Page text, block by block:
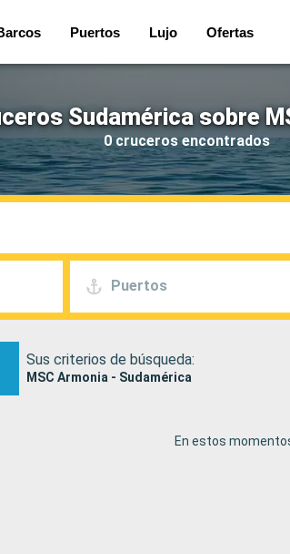
Puertos Lujo Ofertas
Sudamérica sobre
0 cruceros encontrados
Puertos
Sus criterios de búsqueda:
MSC Armonia - Sudamérica
En estos